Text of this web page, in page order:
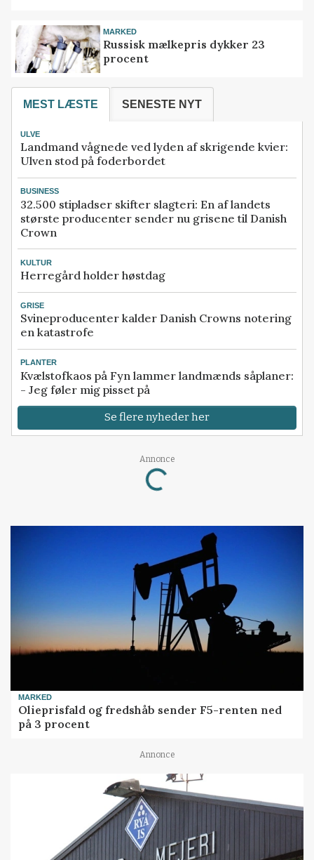
MARKED
Russisk mælkepris dykker 23
procent
MEST LÆSTE SENESTE NYT
ULVE
Landmand vågnede ved lyden af skrigende kvier:
Ulven stod på foderbordet
BUSINESS
32.500 stipladser skifter slagteri: En af landets
største producenter sender nu grisene til Danish
Crown
KULTUR
Herregård holder høstdag
GRISE
Svineproducenter kalder Danish Crowns notering
en katastrofe
PLANTER
Kvælstofkaos på Fyn lammer landmænds såplaner:
- Jeg føler mig pisset på
Se flere nyheder her
Annonce
Loading...
MARKED
Olieprisfald og fredshåb sender F5-renten ned
på 3 procent
Annonce